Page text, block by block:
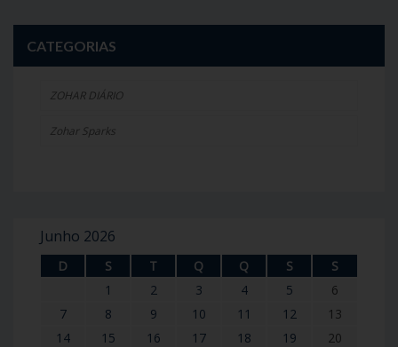
CATEGORIAS
ZOHAR DIÁRIO
Zohar Sparks
Junho 2026
D S T Q Q S S
1 2 3 4 5
6
7
8 9 10 11 12
13
14
15 16 17 18 19
20